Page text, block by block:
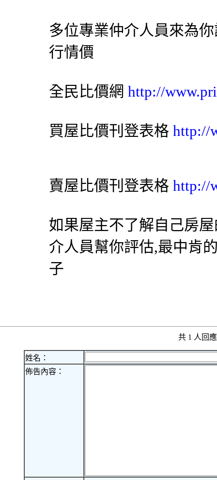
多位專業仲介人員來為
行情價
全民比價網 http://
買屋比價刊登表格 http://
賣屋比價刊登表格 http://
如果屋主不了解自己房
介人員幫你評估,最中肯
子
共 1 人回
姓名：
佈告內容：